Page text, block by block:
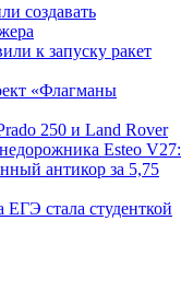
создавать
к запуску ракет
«Флагманы
250 и Land Rover
Esteo V27:
антикор за 5,75
стала студенткой